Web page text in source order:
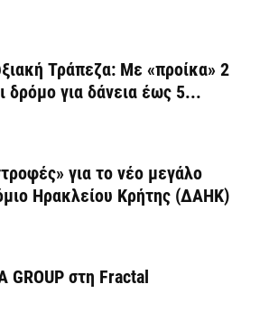
Τράπεζα: Με «προίκα» 2
δρόμο για δάνεια έως 5...
για το νέο μεγάλο
Ηρακλείου Κρήτης (ΔΑΗΚ)
GROUP στη Fractal